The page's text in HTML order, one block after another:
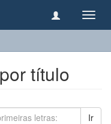
título
Ir